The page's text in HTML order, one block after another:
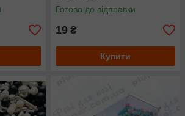
Готово до відправки
19 ₴
Купити